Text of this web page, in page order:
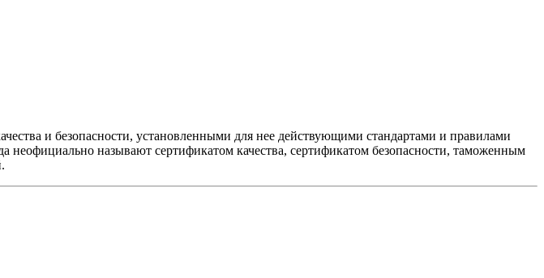
и безопасности, установленными для нее действующими стандартами и правилами
называют сертификатом качества, сертификатом безопасности, таможенным